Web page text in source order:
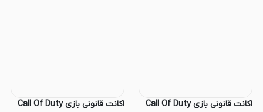
اکانت قانونی بازی Call Of Duty
اکانت قانونی بازی Call Of Duty